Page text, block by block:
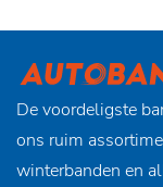
De voordeligste
ons ruim
winterbanden en